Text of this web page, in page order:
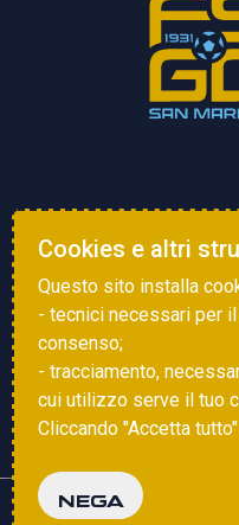
Copyright ©
Cookies e altri
Questo sito installa
- tecnici necessari per
consenso;
- tracciamento,
cui utilizzo serve il tuo
Cliccando "Accetta
NEGA